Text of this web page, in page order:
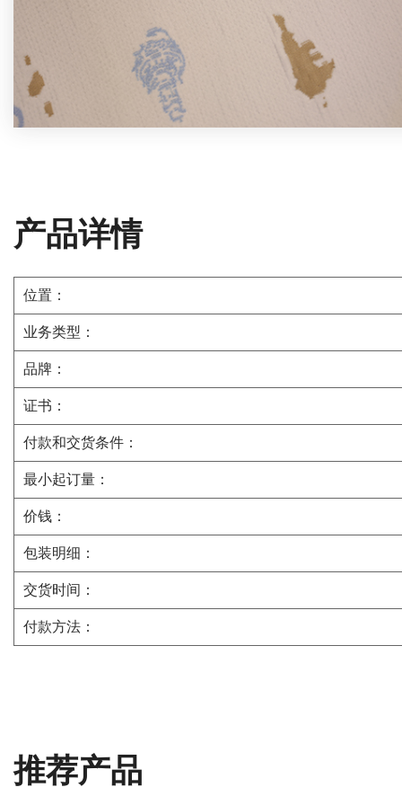
产品详情
位置：
业务类型：
品牌：
证书：
付款和交货条件：
最小起订量：
价钱：
包装明细：
交货时间：
付款方法：
推荐产品